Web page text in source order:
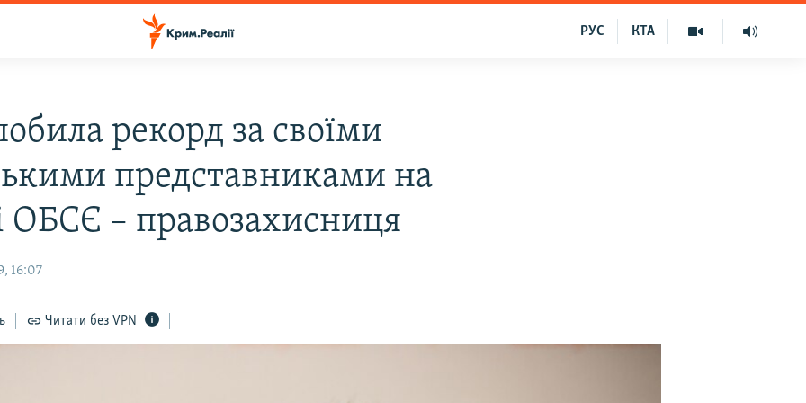
КТА
РУС
рекорд за своїми
представниками на
ОБСЄ – правозахисниця
16:07
Читати без VPN